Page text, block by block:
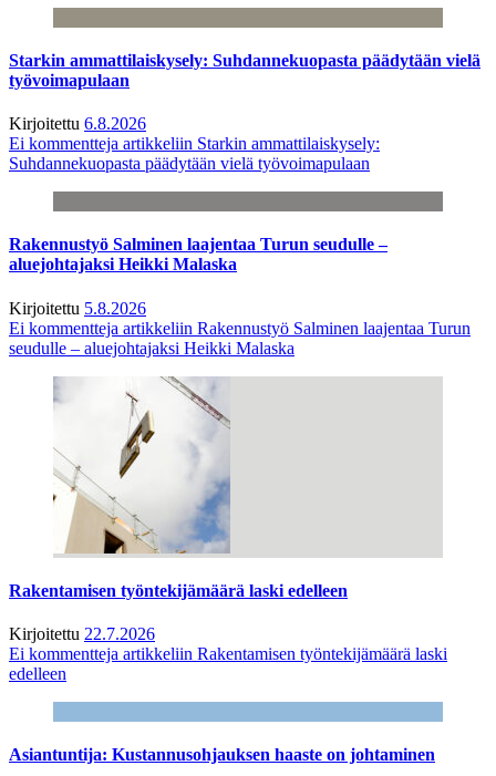
Starkin ammattilaiskysely: Suhdannekuopasta päädytään vielä
työvoimapulaan
Kirjoitettu 6.8.2026
Ei kommentteja artikkeliin Starkin ammattilaiskysely:
Suhdannekuopasta päädytään vielä työvoimapulaan
Rakennustyö Salminen laajentaa Turun seudulle –
aluejohtajaksi Heikki Malaska
Kirjoitettu 5.8.2026
Ei kommentteja artikkeliin Rakennustyö Salminen laajentaa Turun
seudulle – aluejohtajaksi Heikki Malaska
Rakentamisen työntekijämäärä laski edelleen
Kirjoitettu 22.7.2026
Ei kommentteja artikkeliin Rakentamisen työntekijämäärä laski
edelleen
Asiantuntija: Kustannusohjauksen haaste on johtaminen